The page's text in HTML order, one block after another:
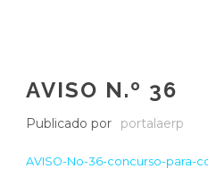
AVISO N.º 36
Publicado por portalaerp
AVISO-No-36-concurso-para-